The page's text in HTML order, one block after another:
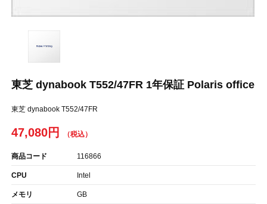
東芝 dynabook T552/47FR 1年保証 Polaris office
東芝 dynabook T552/47FR
47,080円
商品コード 116866
CPU Intel
メモリ GB